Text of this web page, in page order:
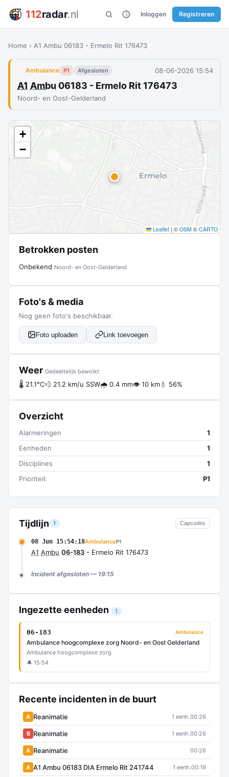
112radar.nl Inloggen Registreren
Home › A1 Ambu 06183 - Ermelo Rit 176473
Ambulance P1 Afgesloten 08-06-2026 15:54
A1 Ambu 06183 - Ermelo Rit 176473
Noord- en Oost-Gelderland
Tijdlijn 1 Capcodes
08 Jun 15:54:18AmbulanceP1
A1 Ambu 06-183 - Ermelo Rit 176473
Incident afgesloten — 19:15
Ingezette eenheden 1
06-183 Ambulance
Ambulance hoogcomplexe zorg Noord- en Oost Gelderland
Ambulance hoogcomplexe zorg
🔔 15:54
Recente incidenten in de buurt
A Reanimatie 1 eenh.00:26
B Reanimatie 1 eenh.00:26
A Reanimatie 00:26
A A1 Ambu 06183 DIA Ermelo Rit 241744 1 eenh.00:19
+
−
Leaflet | © OSM © CARTO
Betrokken posten
Onbekend Noord- en Oost-Gelderland
Foto's & media
Nog geen foto's beschikbaar.
Foto uploaden Link toevoegen
Weer Gedeeltelijk bewolkt
🌡 21.1°C💨 21.2 km/u SSW🌧 0.4 mm👁 10 km💧 56%
Overzicht
Alarmeringen
1
Eenheden
1
Disciplines
1
Prioriteit
P1